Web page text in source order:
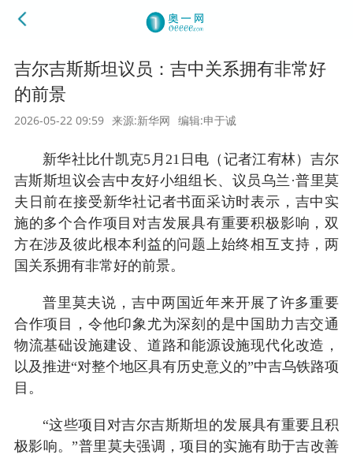
吉尔吉斯斯坦议员：吉中关系拥有非常好
的前景
2026-05-22 09:59 来源:新华网 编辑:申于诚
新华社比什凯克5月21日电（记者江宥林）吉尔
吉斯斯坦议会吉中友好小组组长、议员乌兰·普里莫
夫日前在接受新华社记者书面采访时表示，吉中实
施的多个合作项目对吉发展具有重要积极影响，双
方在涉及彼此根本利益的问题上始终相互支持，两
国关系拥有非常好的前景。
普里莫夫说，吉中两国近年来开展了许多重要
合作项目，令他印象尤为深刻的是中国助力吉交通
物流基础设施建设、道路和能源设施现代化改造，
以及推进“对整个地区具有历史意义的”中吉乌铁路项
目。
“这些项目对吉尔吉斯斯坦的发展具有重要且积
极影响。”普里莫夫强调，项目的实施有助于吉改善